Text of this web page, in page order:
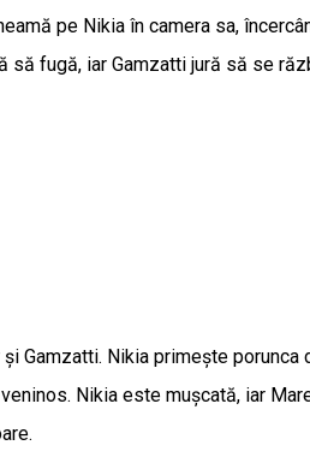
pe Nikia în camera sa,
fugă, iar Gamzatti jură să se
Gamzatti. Nikia primește
Nikia este mușcată, iar